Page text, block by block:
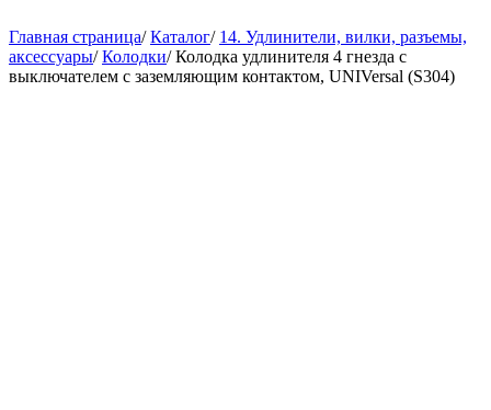
Главная страница/ Каталог/ 14. Удлинители, вилки, разъемы,
аксессуары/ Колодки/ Колодка удлинителя 4 гнезда с
выключателем с заземляющим контактом, UNIVersal (S304)